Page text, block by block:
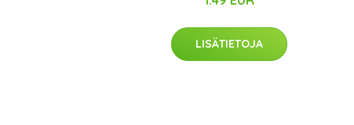
LISÄTIETOJA